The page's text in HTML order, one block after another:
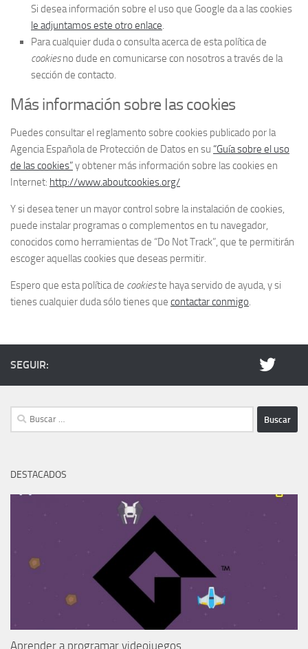
Si desea información sobre el uso que Google da a las cookies
le adjuntamos este otro enlace.
Para cualquier duda o consulta acerca de esta política de
cookiesno dude en comunicarse con nosotros a través de la
sección de contacto.
Más información sobre las cookies
Puedes consultar el reglamento sobre cookies publicado por la
Agencia Española de Protección de Datos en su “Guía sobre el uso
de las cookies”y obtener más información sobre las cookies en
Internet: http://www.aboutcookies.org/
Y si desea tener un mayor control sobre la instalación de cookies,
puede instalar programas o complementos en tu navegador,
conocidos como herramientas de “Do Not Track”, que te permitirán
escoger aquellas cookies que deseas permitir.
Espero que esta política de cookieste haya servido de ayuda, y si
tienes cualquier duda sólo tienes que contactar conmigo.
SEGUIR:
Buscar:
DESTACADOS
Aprender a programar videojuegos